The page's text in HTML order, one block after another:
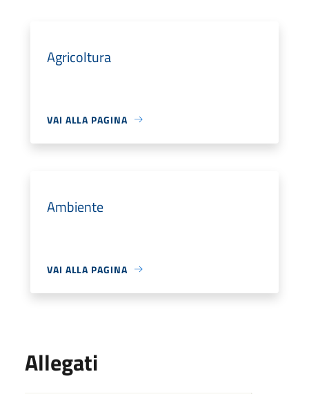
Agricoltura
VAI ALLA PAGINA
Ambiente
VAI ALLA PAGINA
Allegati